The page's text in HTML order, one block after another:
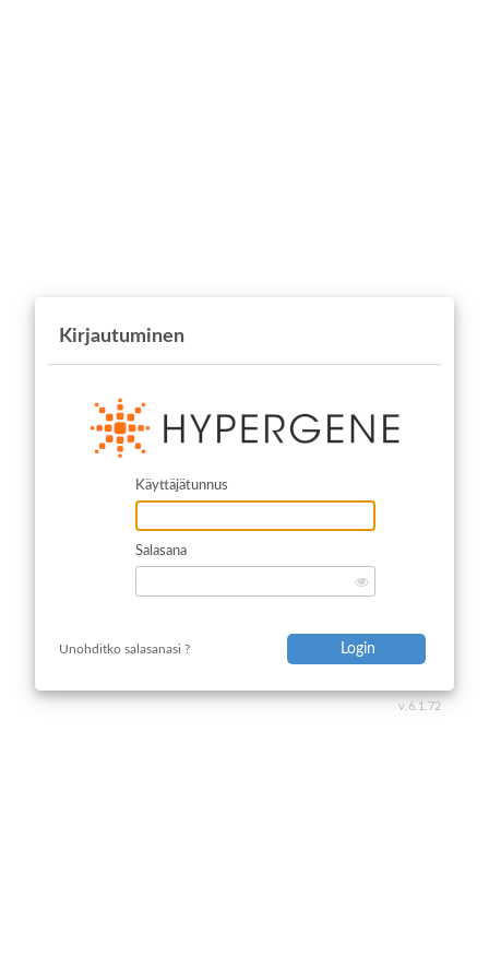
Kirjautuminen
Käyttäjätunnus
Salasana
Unohditko salasanasi ? Login
v.6.1.72